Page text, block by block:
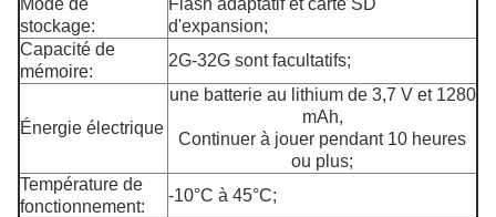
Mode de
stockage:
Flash adaptatif et carte SD
d'expansion;
Capacité de
mémoire:
2G-32G sont facultatifs;
Énergie électrique
une batterie au lithium de 3,7 V et 1280
mAh,
Continuer à jouer pendant 10 heures
ou plus;
Température de
fonctionnement:
-10°C à 45°C;